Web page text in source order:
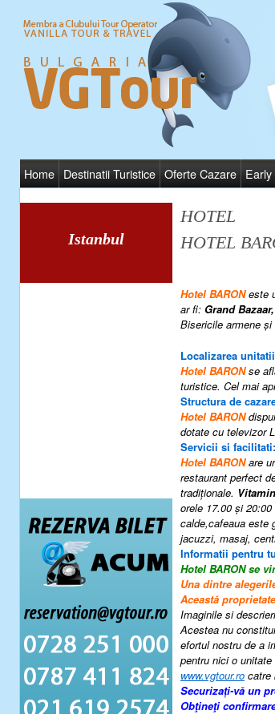
Home Destinatii Turistice Oferte Cazare
Istanbul
HOTEL
HOTEL
Hotel BARONeste
ar fi: Grand
Bisericile armene şi
Localizarea
Hotel BARON se
turistice. Cel mai
Structura de
Hotel BARON
dotate cu televizor
Servicii si facilitati:
Hotel BARONare
restaurant perfect
tradiţionale.
orele 17.00 şi
calde,cafeaua este
jacuzzi, masaj,
Informatii pentru
Hotel BARON se
Una dintre
Această
Imaginile si
Acestea nu
efortul nostru de a
pentru nici o
www.vgtour.ro catre
Securizați-vă un
Obţineţi